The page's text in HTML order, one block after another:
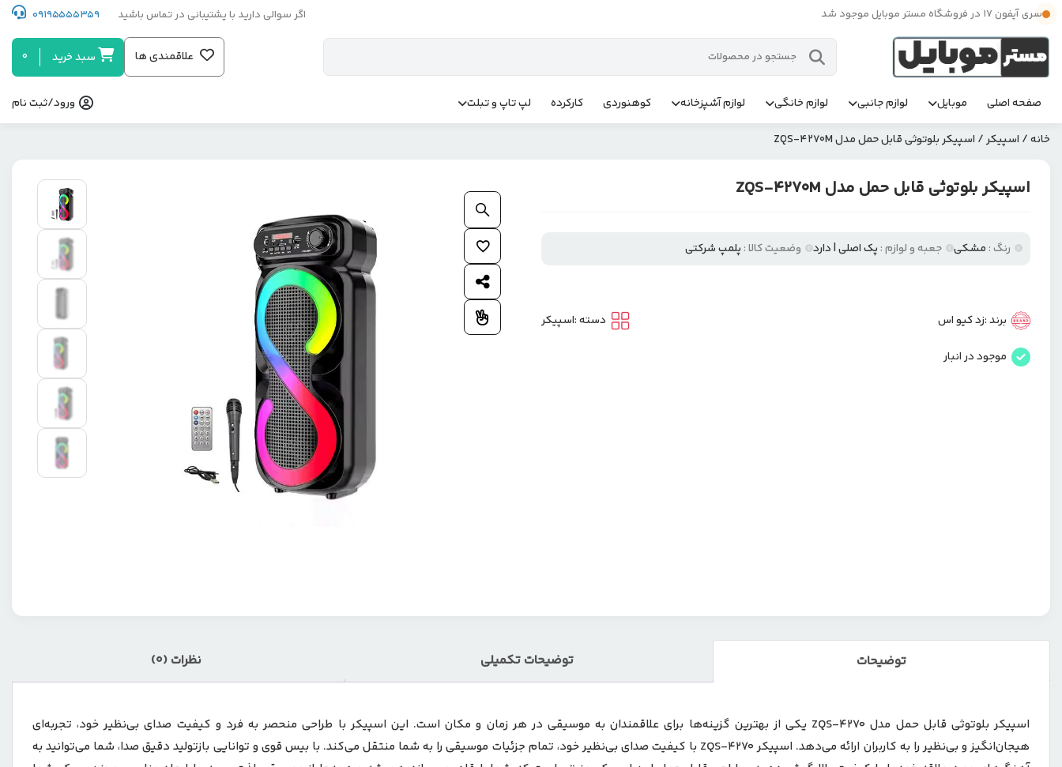
سری آیفون 17 در فروشگاه مستر موبایل موجود شد اگر سوالی دارید با پشتیبانی در تماس باشید 09195555359
علاقمندی ها سبد خرید 0
صفحه اصلی موبایل لوازم جانبی لوازم خانگی لوازم آشپزخانه کوهنوردی کارکرده لپ تاپ و تبلت ورود/ثبت نام
خانه/ اسپیکر/ اسپیکر بلوتوثی قابل حمل مدل ZQS-4270M
اسپیکر بلوتوثی قابل حمل مدل ZQS-4270M
رنگ : مشکی جعبه و لوازم : پک اصلی | دارد وضعیت کالا : پلمپ شرکتی
برند :زد کیو اس
موجود در انبار
دسته :اسپیکر
اشتراک گذاری محصول
توضیحات توضیحات تکمیلی نظرات (0)
اسپیکر بلوتوثی قابل حمل مدل ZQS-4270 یکی از بهترین گزینه‌ها برای علاقمندان به موسیقی در هر زمان و مکان است. این اسپیکر با طراحی منحصر به فرد و کیفیت صدای بی‌نظیر خود، تجربه‌ای
هیجان‌انگیز و بی‌نظیر را به کاربران ارائه می‌دهد. اسپیکر ZQS-4270 با کیفیت صدای بی‌نظیر خود، تمام جزئیات موسیقی را به شما منتقل می‌کند. با بیس قوی و توانایی بازتولید دقیق صدا، شما می‌توانید به